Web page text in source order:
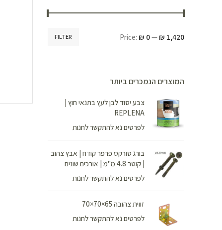
FILTER Price: ₪ 0— ₪ 1,420
המוצרים הנמכרים ביותר
צבע יסוד לבן לעץ בתנאי חוץ |
REPLENA
לפרטים נא להתקשר לחנות
בורג טורקס פרפר קודח | אבץ צהוב
| קוטר 4.8 מ"מ | אורכים שונים
לפרטים נא להתקשר לחנות
זווית צהובה 65×70×70
לפרטים נא להתקשר לחנות